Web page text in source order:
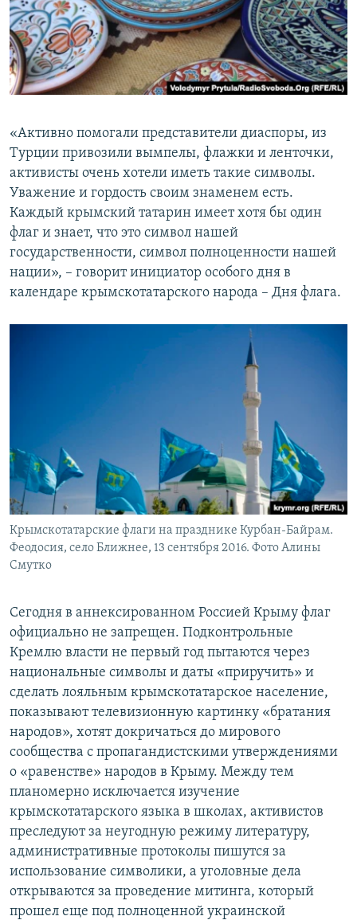
«Активно помогали представители диаспоры, из
Турции привозили вымпелы, флажки и ленточки,
активисты очень хотели иметь такие символы.
Уважение и гордость своим знаменем есть.
Каждый крымский татарин имеет хотя бы один
флаг и знает, что это символ нашей
государственности, символ полноценности нашей
нации», – говорит инициатор особого дня в
календаре крымскотатарского народа – Дня флага.
Крымскотатарские флаги на празднике Курбан-Байрам.
Феодосия, село Ближнее, 13 сентября 2016. Фото Алины
Смутко
Сегодня в аннексированном Россией Крыму флаг
официально не запрещен. Подконтрольные
Кремлю власти не первый год пытаются через
национальные символы и даты «приручить» и
сделать лояльным крымскотатарское население,
показывают телевизионную картинку «братания
народов», хотят докричаться до мирового
сообщества с пропагандистскими утверждениями
о «равенстве» народов в Крыму. Между тем
планомерно исключается изучение
крымскотатарского языка в школах, активистов
преследуют за неугодную режиму литературу,
административные протоколы пишутся за
использование символики, а уголовные дела
открываются за проведение митинга, который
прошел еще под полноценной украинской